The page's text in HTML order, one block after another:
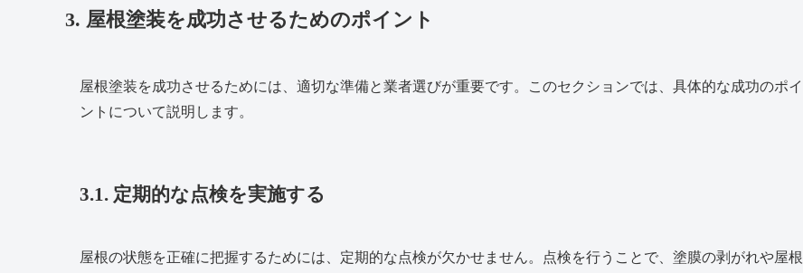
3. 屋根塗装を成功させるためのポイント
屋根塗装を成功させるためには、適切な準備と業者選びが重要です。このセクションでは、具体的な成功のポイ
ントについて説明します。
3.1. 定期的な点検を実施する
屋根の状態を正確に把握するためには、定期的な点検が欠かせません。点検を行うことで、塗膜の剥がれや屋根